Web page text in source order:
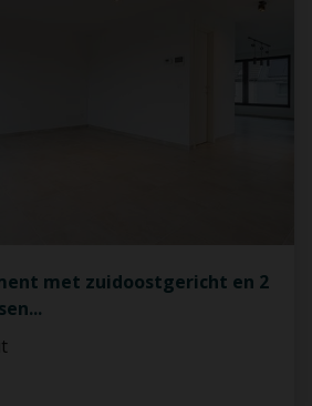
met zuidoostgericht en 2
...